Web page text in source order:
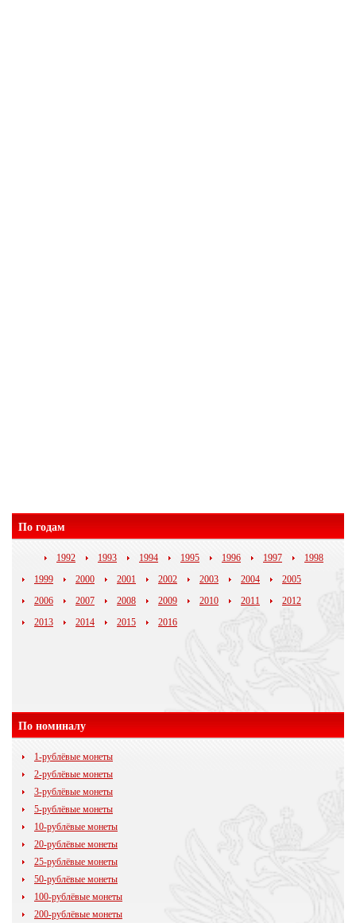
По годам
1992 1993 1994 1995 1996 1997
1998
1999
2000 2001 2002 2003 2004
2005
2006
2007 2008 2009 2010 2011
2012
2013
2014 2015 2016
По номиналу
1-рублёвые монеты
2-рублёвые монеты
3-рублёвые монеты
5-рублёвые монеты
10-рублёвые монеты
20-рублёвые монеты
25-рублёвые монеты
50-рублёвые монеты
100-рублёвые монеты
200-рублёвые монеты